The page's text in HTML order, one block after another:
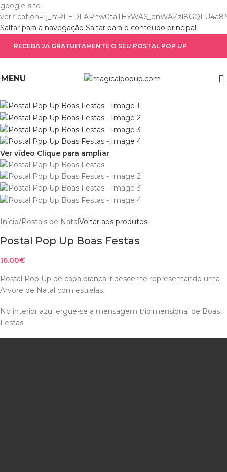
google-site-
Saltar para a navegação Saltar para o conteúdo principal
RECEBA JÁ GRATUITAMENTE O SEU POSTAL POP UP
MENU
Ver vídeo Clique para ampliar
Início/Postais de NatalVoltar aos produtos
Postal Pop Up Boas Festas
16.00€
Postal Pop Up de capa branca iridescente representando uma
Arvore de Natal com estrelas.
No interior azul ergue-se a mensagem tridimensional de Boas
Festas